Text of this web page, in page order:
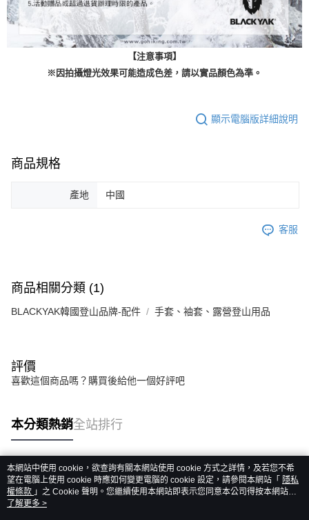
【注意事項】
※因拍攝燈光效果可能造成色差，請以實品顏色為準。
顯示電腦版詳細說明
商品規格
產地 中國
客服
商品相關分類 (1)
BLACKYAK韓國登山品牌-配件 手套、袖套、露營登山用品
評價
喜歡這個商品嗎？購買後給他一個好評吧
本分類熱銷全站排行
熱門標籤
本網站中使用 cookie，欲查詢有關本網站使用 cookie 方式之詳情，及若您不希
望在電腦上使用 cookie 時應如何變更電腦的 cookie 設定，請參閱本網站「 隱私
權條款 」之 Cookie 聲明。您繼續使用本網站即表示您同意本公司得按本網站使
用條款之 Cookie 聲明使用 cookie。
了解更多 >